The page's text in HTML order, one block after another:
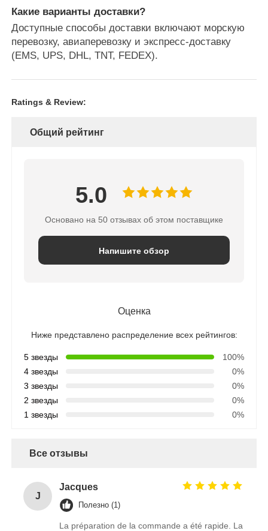
Какие варианты доставки?
Доступные способы доставки включают морскую
перевозку, авиаперевозку и экспресс-доставку
(EMS, UPS, DHL, TNT, FEDEX).
Ratings & Review:
Общий рейтинг
5.0
Основано на 50 отзывах об этом поставщике
Напишите обзор
Оценка
Ниже представлено распределение всех рейтингов:
5 звезды
100%
4 звезды
0%
3 звезды
0%
2 звезды
0%
1 звезды
0%
Все отзывы
J
Jacques
Полезно (1)
La préparation de la commande a été rapide. La